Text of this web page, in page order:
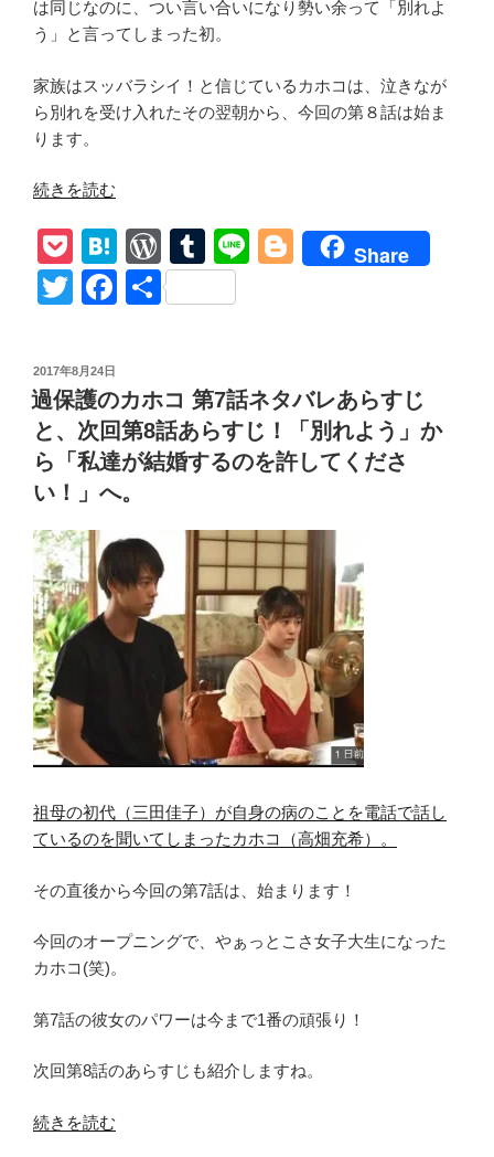
を
埋
て
く
れ
て、
新
し
い
家
族
な
る
は
理
想
の
は同じなのに、つい言い合いになり勢い余って「別れよ
う」と言ってしまった初。
家族はスッバラシイ！と信じているカホコは、泣きなが
ら別れを受け入れたその翌朝から、今回の第８話は始ま
ります。
“【過
護
の
カ
第
8
話
ネ
バ
レ
あ
ら
す
じ
感
想
「お
前
が
な
い
こ
の
も
に
る
続きを読む
P
o
ck
H
at
e
a
W
or
d
e
ss
T
u
m
r
Li
Bl
er
Share
T
tt
er
F
e
b
o
o
k
共
投
稿
日:
2017年8月24日
過保護のカホコ 第7話ネタバレあらすじ
と、次回第8話あらすじ！「別れよう」か
ら「私達が結婚するのを許してくださ
い！」へ。
祖母の初代（三田佳子）が自身の病のことを電話で話し
ているのを聞いてしまったカホコ（高畑充希）。
その直後から今回の第7話は、始まります！
今回のオープニングで、やぁっとこさ女子大生になった
カホコ(笑)。
第7話の彼女のパワーは今まで1番の頑張り！
次回第8話のあらすじも紹介しますね。
“過
続きを読む